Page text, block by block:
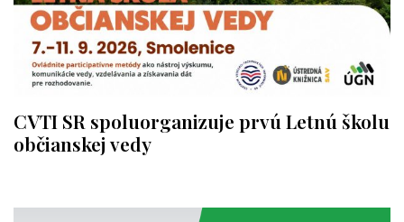
CVTI SR spoluorganizuje prvú Letnú školu
občianskej vedy